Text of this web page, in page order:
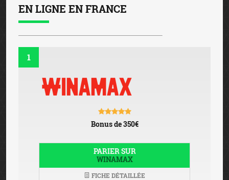
EN LIGNE EN FRANCE
1
Bonus de 350€
PARIER SUR
WINAMAX
FICHE DÉTAILLÉE